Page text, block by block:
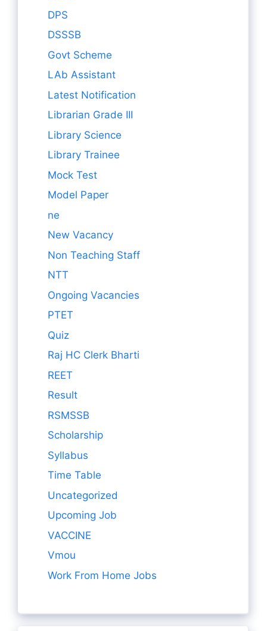
DPS
DSSSB
Govt Scheme
LAb Assistant
Latest Notification
Librarian Grade III
Library Science
Library Trainee
Mock Test
Model Paper
ne
New Vacancy
Non Teaching Staff
NTT
Ongoing Vacancies
PTET
Quiz
Raj HC Clerk Bharti
REET
Result
RSMSSB
Scholarship
Syllabus
Time Table
Uncategorized
Upcoming Job
VACCINE
Vmou
Work From Home Jobs